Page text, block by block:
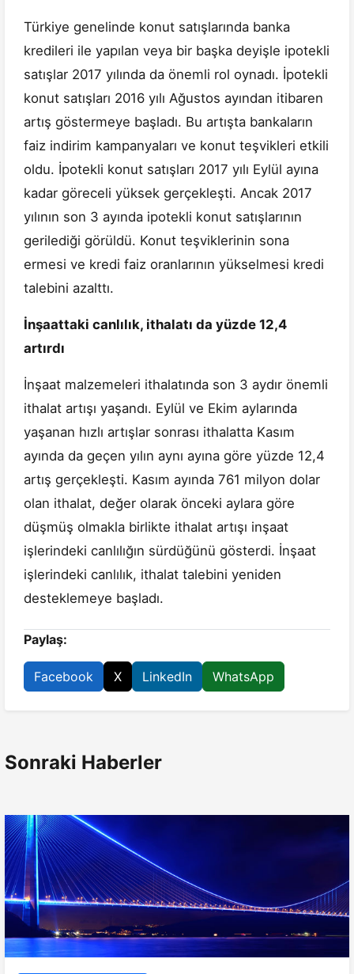
Türkiye genelinde konut satışlarında banka
kredileri ile yapılan veya bir başka deyişle ipotekli
satışlar 2017 yılında da önemli rol oynadı. İpotekli
konut satışları 2016 yılı Ağustos ayından itibaren
artış göstermeye başladı. Bu artışta bankaların
faiz indirim kampanyaları ve konut teşvikleri etkili
oldu. İpotekli konut satışları 2017 yılı Eylül ayına
kadar göreceli yüksek gerçekleşti. Ancak 2017
yılının son 3 ayında ipotekli konut satışlarının
gerilediği görüldü. Konut teşviklerinin sona
ermesi ve kredi faiz oranlarının yükselmesi kredi
talebini azalttı.
İnşaattaki canlılık, ithalatı da yüzde 12,4
artırdı
İnşaat malzemeleri ithalatında son 3 aydır önemli
ithalat artışı yaşandı. Eylül ve Ekim aylarında
yaşanan hızlı artışlar sonrası ithalatta Kasım
ayında da geçen yılın aynı ayına göre yüzde 12,4
artış gerçekleşti. Kasım ayında 761 milyon dolar
olan ithalat, değer olarak önceki aylara göre
düşmüş olmakla birlikte ithalat artışı inşaat
işlerindeki canlılığın sürdüğünü gösterdi. İnşaat
işlerindeki canlılık, ithalat talebini yeniden
desteklemeye başladı.
Paylaş:
Facebook X LinkedIn WhatsApp
Sonraki Haberler